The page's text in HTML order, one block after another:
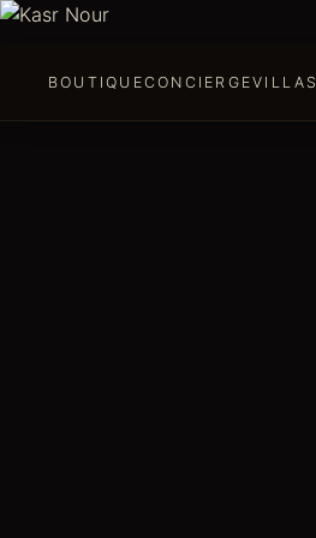
BOUTIQUECONCIERGEVILLAS